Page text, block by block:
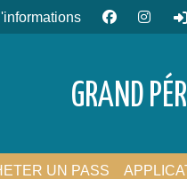
GRAND
UN PASS